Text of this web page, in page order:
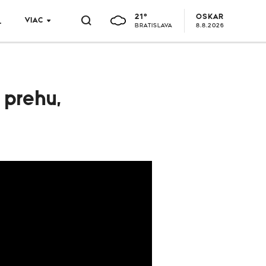
VIAC 21°
BRATISLAVA
OSKAR
8.8.2026